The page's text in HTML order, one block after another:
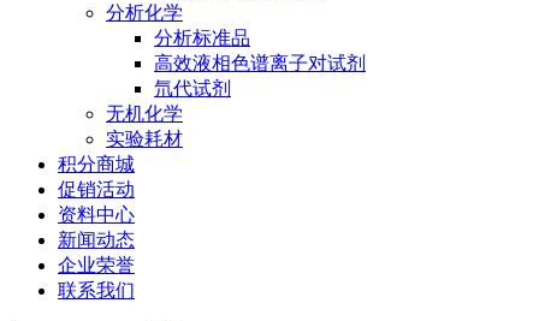
分析化学
分析标准品
高效液相色谱离子对试剂
氘代试剂
无机化学
实验耗材
积分商城
促销活动
资料中心
新闻动态
企业荣誉
联系我们